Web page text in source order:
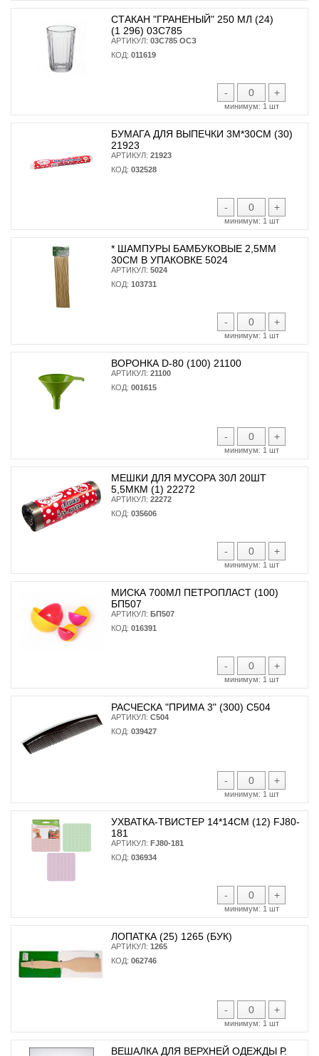
СТАКАН "ГРАНЕНЫЙ" 250 МЛ (24)
(1 296) 03С785
АРТИКУЛ: 03С785 ОСЗ
КОД: 011619
- +
минимум: 1 шт
БУМАГА ДЛЯ ВЫПЕЧКИ 3М*30СМ (30)
21923
АРТИКУЛ: 21923
КОД: 032528
- +
минимум: 1 шт
* ШАМПУРЫ БАМБУКОВЫЕ 2,5ММ
30СМ В УПАКОВКЕ 5024
АРТИКУЛ: 5024
КОД: 103731
- +
минимум: 1 шт
ВОРОНКА D-80 (100) 21100
АРТИКУЛ: 21100
КОД: 001615
- +
минимум: 1 шт
МЕШКИ ДЛЯ МУСОРА 30Л 20ШТ
5,5МКМ (1) 22272
АРТИКУЛ: 22272
КОД: 035606
- +
минимум: 1 шт
МИСКА 700МЛ ПЕТРОПЛАСТ (100)
БП507
АРТИКУЛ: БП507
КОД: 016391
- +
минимум: 1 шт
РАСЧЕСКА "ПРИМА 3" (300) С504
АРТИКУЛ: С504
КОД: 039427
- +
минимум: 1 шт
УХВАТКА-ТВИСТЕР 14*14СМ (12) FJ80-
181
АРТИКУЛ: FJ80-181
КОД: 036934
- +
минимум: 1 шт
ЛОПАТКА (25) 1265 (БУК)
АРТИКУЛ: 1265
КОД: 062746
- +
минимум: 1 шт
ВЕШАЛКА ДЛЯ ВЕРХНЕЙ ОДЕЖДЫ Р.